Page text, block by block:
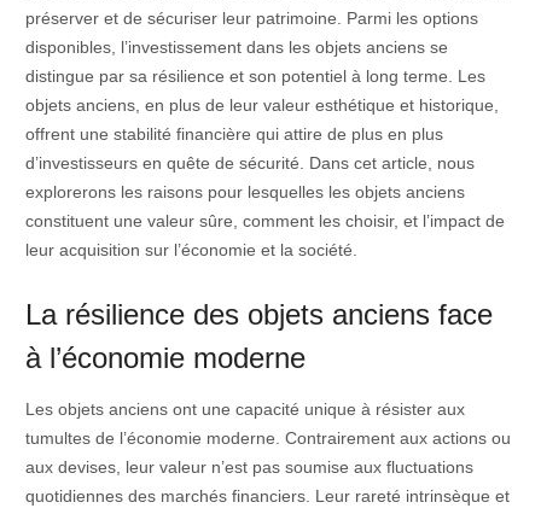
préserver et de sécuriser leur patrimoine. Parmi les options
disponibles, l’investissement dans les objets anciens se
distingue par sa résilience et son potentiel à long terme. Les
objets anciens, en plus de leur valeur esthétique et historique,
offrent une stabilité financière qui attire de plus en plus
d’investisseurs en quête de sécurité. Dans cet article, nous
explorerons les raisons pour lesquelles les objets anciens
constituent une valeur sûre, comment les choisir, et l’impact de
leur acquisition sur l’économie et la société.
La résilience des objets anciens face
à l’économie moderne
Les objets anciens ont une capacité unique à résister aux
tumultes de l’économie moderne. Contrairement aux actions ou
aux devises, leur valeur n’est pas soumise aux fluctuations
quotidiennes des marchés financiers. Leur rareté intrinsèque et